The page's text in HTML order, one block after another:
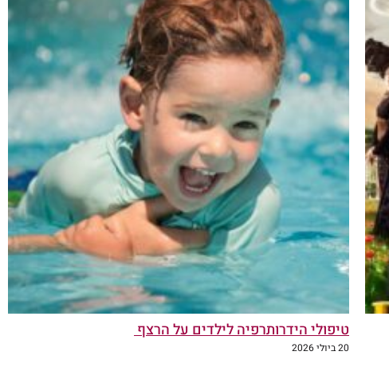
טיפולי הידרותרפיה לילדים על הרצף
20 ביולי 2026